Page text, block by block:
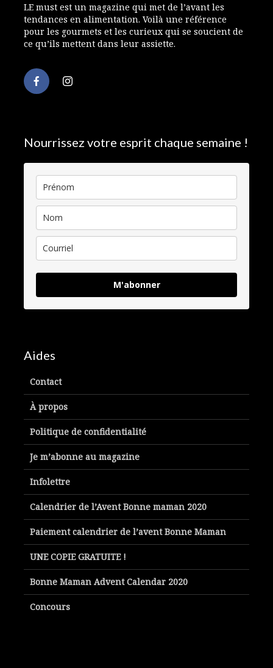
LE must est un magazine qui met de l’avant les
tendances en alimentation. Voilà une référence
pour les gourmets et les curieux qui se soucient de
ce qu’ils mettent dans leur assiette.
Nourrissez votre esprit chaque semaine !
M'abonner
Aides
Contact
À propos
Politique de confidentialité
Je m’abonne au magazine
Infolettre
Calendrier de l’Avent Bonne maman 2020
Paiement calendrier de l’avent Bonne Maman
UNE COPIE GRATUITE !
Bonne Maman Advent Calendar 2020
Concours